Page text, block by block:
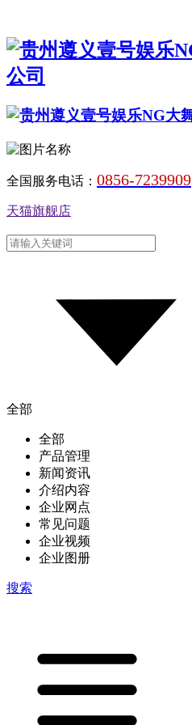
全国服务电话： 0856-7239909
天猫旗舰店
全部
全部
产品管理
新闻资讯
介绍内容
企业网点
常见问题
企业视频
企业图册
搜索